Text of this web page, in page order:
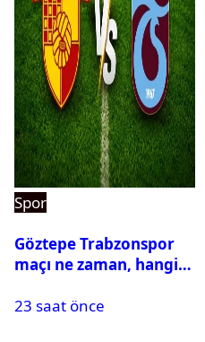
Spor
Göztepe Trabzonspor
maçı ne zaman, hangi
oynayacak mı?
23 saat önce